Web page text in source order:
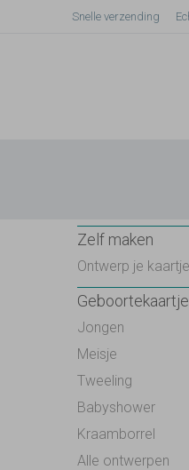
Snelle verzending
Zelf maken
Ontwerp je kaartje
Jongen
Meisje
Tweeling
Babyshower
Kraamborrel
Alle ontwerpen